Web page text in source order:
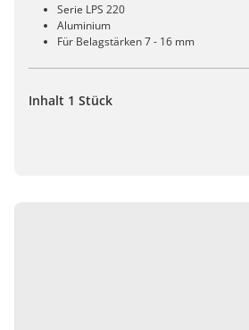
Serie LPS 220
Aluminium
Für Belagstärken 7 - 16 mm
Inhalt 1 Stück